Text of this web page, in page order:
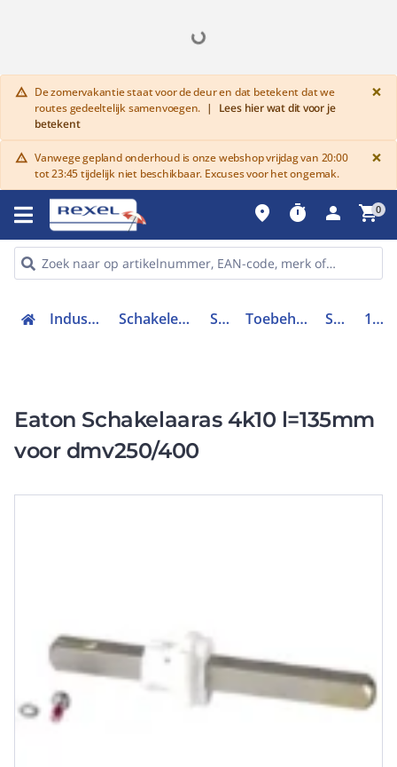
warning De zomervakantie staat voor de deur en dat betekent dat we
routes gedeeltelijk samenvoegen. |
Lees hier wat dit voor je
betekent
×
warning Vanwege gepland onderhoud is onze webshop vrijdag van 20:00
tot 23:45 tijdelijk niet beschikbaar. Excuses voor het ongemak.
×
place timer person shopping_cart0
Industriele componenten Schakelen, bedienen en signaleren Schakelaars Toebehoren voor schakelaars Schakelaaras 1050240
Eaton Schakelaaras 4k10 l=135mm
voor dmv250/400